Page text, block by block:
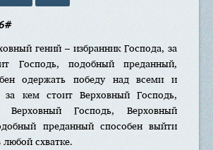
гений – избранник Господа, за
Господь, подобный преданный,
одержать победу над всеми и
кем стоит Верховный Господь,
Верховный Господь, Верховный
преданный способен выйти
схватке.